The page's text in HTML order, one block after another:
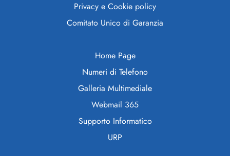
Privacy e Cookie policy
Comitato Unico di Garanzia
Home Page
Numeri di Telefono
Galleria Multimediale
Webmail 365
Supporto Informatico
URP